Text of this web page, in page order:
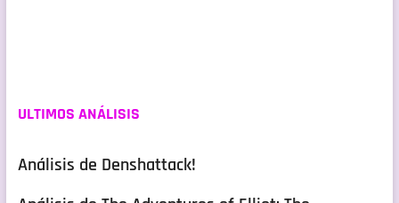
ULTIMOS ANÁLISIS
Análisis de Denshattack!